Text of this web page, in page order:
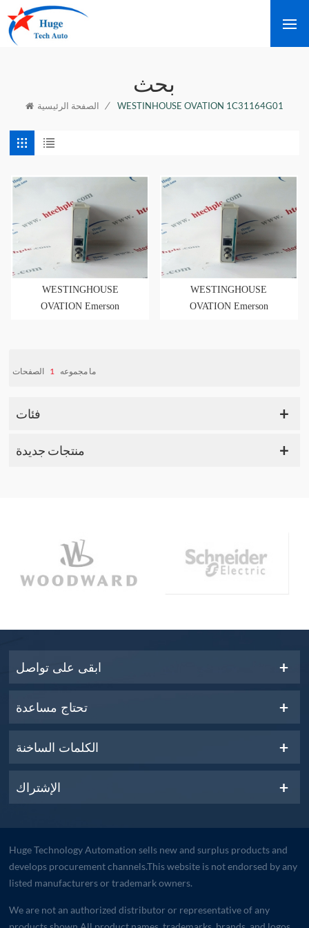
بحث
الصفحة الرئيسية / WESTINHOUSE OVATION 1C31164G01
WESTINGHOUSE
OVATION Emerson
WESTINGHOUSE
OVATION Emerson
ما مجموعه 1 الصفحات
فئات
منتجات جديدة
ابقى على تواصل
تحتاج مساعدة
الكلمات الساخنة
الإشتراك
Huge Technology Automation sells new and surplus products and
develops procurement channels.This website is not endorsed by any
listed manufacturers or trademark owners.
We are not an authorized distributor or representative of any